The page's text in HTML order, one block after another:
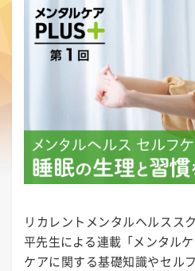
リカレントメンタルヘルスス
平先生による連載「メンタル
ケアに関する基礎知識やセル